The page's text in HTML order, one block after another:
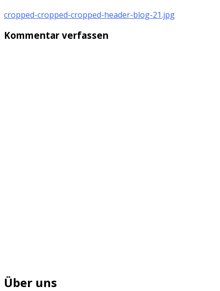
cropped-cropped-cropped-header-blog-21.jpg
Kommentar verfassen
Über uns